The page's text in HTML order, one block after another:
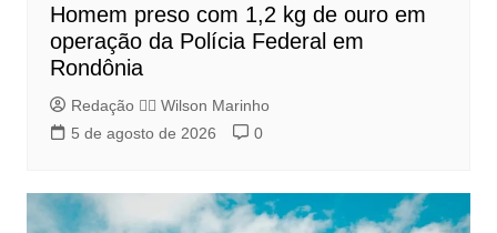
Homem preso com 1,2 kg de ouro em
operação da Polícia Federal em
Rondônia
Redação 👨‍⚖️​ Wilson Marinho
5 de agosto de 2026
0